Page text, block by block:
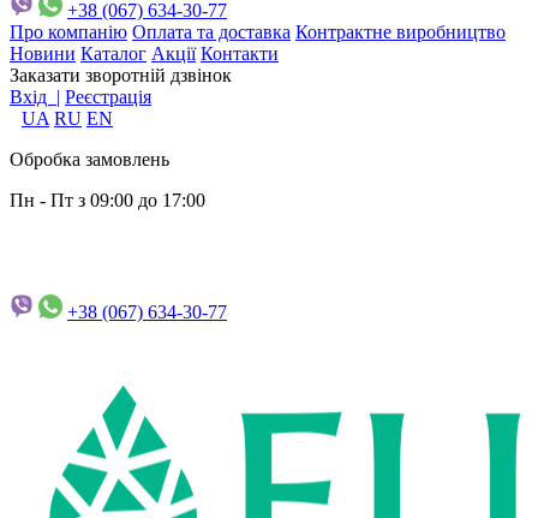
+38 (067) 634-30-77
Про компанію Оплата та доставка Контрактне виробництво
Новини Каталог Акції Контакти
Заказати зворотній дзвінок
Вхід | Реєстрація
UA RU EN
Обробка замовлень
Пн - Пт з 09:00 до 17:00
+38 (067) 634-30-77